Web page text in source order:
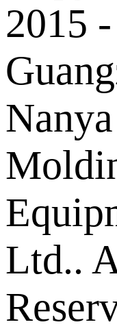
2015
Ltd..